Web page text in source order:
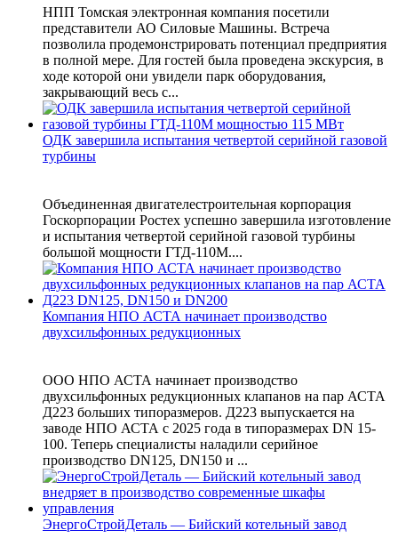
НПП Томская электронная компания посетили
представители АО Силовые Машины. Встреча
позволила продемонстрировать потенциал предприятия
в полной мере. Для гостей была проведена экскурсия, в
ходе которой они увидели парк оборудования,
закрывающий весь с...
ОДК завершила испытания четвертой серийной газовой
турбины
Объединенная двигателестроительная корпорация
Госкорпорации Ростех успешно завершила изготовление
и испытания четвертой серийной газовой турбины
большой мощности ГТД-110М....
Компания НПО АСТА начинает производство
двухсильфонных редукционных
ООО НПО АСТА начинает производство
двухсильфонных редукционных клапанов на пар АСТА
Д223 больших типоразмеров. Д223 выпускается на
заводе НПО АСТА с 2025 года в типоразмерах DN 15-
100. Теперь специалисты наладили серийное
производство DN125, DN150 и ...
ЭнергоСтройДеталь — Бийский котельный завод